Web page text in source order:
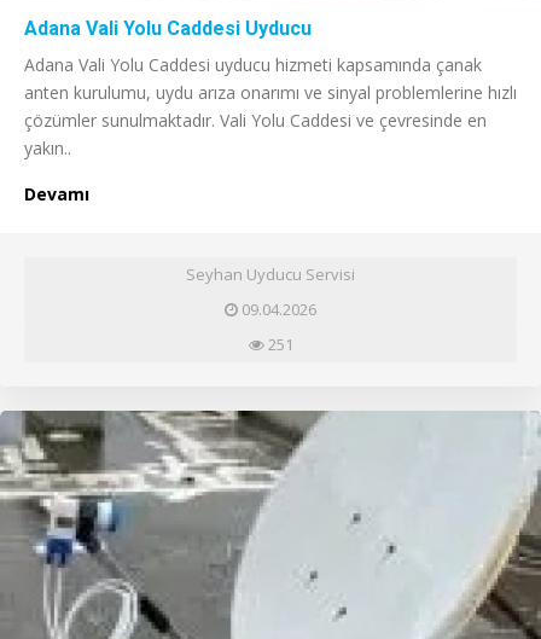
Adana Vali Yolu Caddesi Uyducu
Adana Vali Yolu Caddesi uyducu hizmeti kapsamında çanak
anten kurulumu, uydu arıza onarımı ve sinyal problemlerine hızlı
çözümler sunulmaktadır. Vali Yolu Caddesi ve çevresinde en
yakın..
Devamı
Seyhan Uyducu Servisi
09.04.2026
251